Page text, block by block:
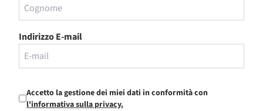
Indirizzo E-mail
Accetto la gestione dei miei dati in conformità con
l'informativa sulla privacy.